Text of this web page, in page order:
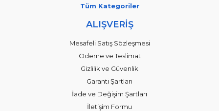
Tüm Kategoriler
ALIŞVERİŞ
Mesafeli Satış Sözleşmesi
Ödeme ve Teslimat
Gizlilik ve Güvenlik
Garanti Şartları
İade ve Değişim Şartları
İletişim Formu